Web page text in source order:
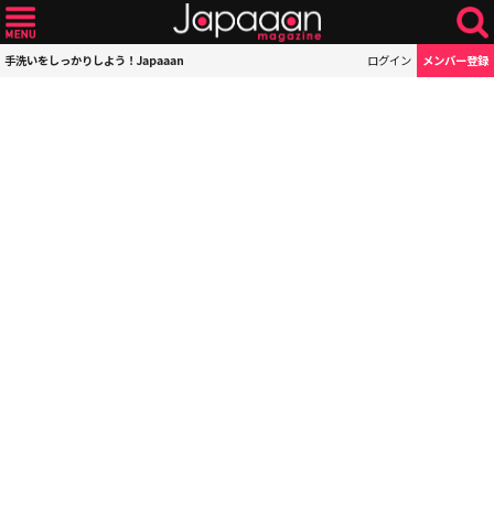
手洗いをしっかりしよう！Japaaan ログイン メンバー登録